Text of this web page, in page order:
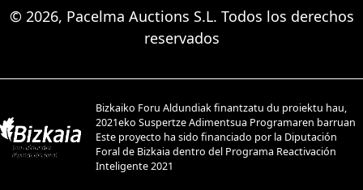
© 2026, Pacelma Auctions S.L. Todos los derechos
reservados
Bizkaiko Foru Aldundiak finantzatu du proiektu hau,
2021eko Suspertze Adimentsua Programaren barruan
Este proyecto ha sido financiado por la Diputación
Foral de Bizkaia dentro del Programa Reactivación
Inteligente 2021